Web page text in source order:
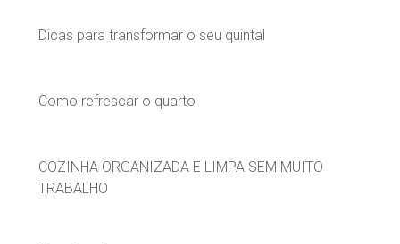
Dicas para transformar o seu quintal
Como refrescar o quarto
COZINHA ORGANIZADA E LIMPA SEM MUITO
TRABALHO